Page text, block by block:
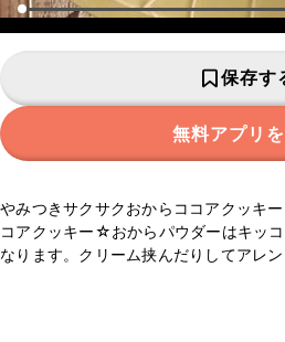
保存す
無料アプリを
やみつきサクサクおからココアクッキ
コアクッキー☆おからパウダーはキッ
なります。クリーム挟んだりしてアレン